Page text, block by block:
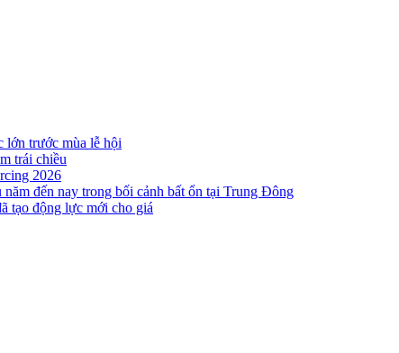
trước mùa lễ hội
trái chiều
2026
đến nay trong bối cảnh bất ổn tại Trung Đông
tạo động lực mới cho giá